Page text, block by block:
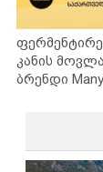
კანის
ბრენდი